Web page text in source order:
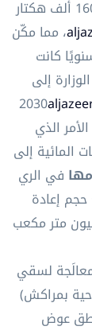
توسعت المساحات المجهزة بالري بالتنقيط من 160 ألف هكتار
، مما مكّن
سنويًا كانت
إلى
الأمر الذي
المائية إلى
في الري
حجم إعادة
العادمة المعالجة من نحو 30 مليون متر مكعب
لسقي
بمراكش)
عوض